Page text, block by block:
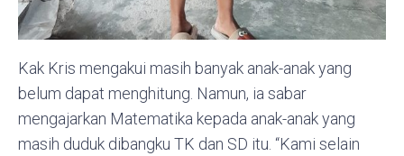
Kak Kris mengakui masih banyak anak-anak yang
belum dapat menghitung. Namun, ia sabar
mengajarkan Matematika kepada anak-anak yang
masih duduk dibangku TK dan SD itu. “Kami selain